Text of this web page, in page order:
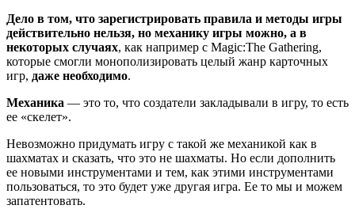
Дело в том, что зарегистрировать правила и методы игры
действительно нельзя, но механику игры можно, а в
некоторых случаях, как например с Magic:The Gathering,
которые смогли монополизировать целый жанр карточных
игр, даже необходимо.
Механика — это то, что создатели закладывали в игру, то есть
ее «скелет».
Невозможно придумать игру с такой же механикой как в
шахматах и сказать, что это не шахматы. Но если дополнить
ее новыми инструментами и тем, как этими инструментами
пользоваться, то это будет уже другая игра. Ее то мы и можем
запатентовать.